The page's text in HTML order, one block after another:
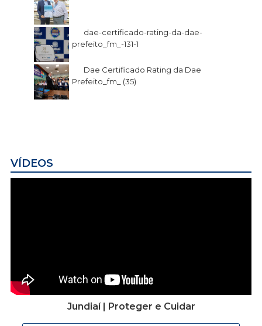
dae-certificado-rating-da-dae-
prefeito_fm_-131-1
Dae Certificado Rating da Dae
Prefeito_fm_ (35)
VÍDEOS
Jundiaí | Proteger e Cuidar